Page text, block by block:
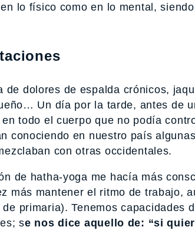
lo físico como en lo mental,
dolores de espalda crónicos,
Un día por la tarde, antes de
todo el cuerpo que no podía
conociendo en nuestro país
con otras occidentales.
de hatha-yoga me hacía más
más mantener el ritmo de trabajo,
primaria). Tenemos capacidades
se nos dice aquello de: “si